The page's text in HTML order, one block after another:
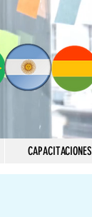
CAPACITACIONES